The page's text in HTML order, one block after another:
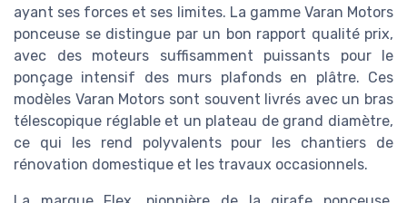
ayant ses forces et ses limites. La gamme Varan Motors
ponceuse se distingue par un bon rapport qualité prix,
avec des moteurs suffisamment puissants pour le
ponçage intensif des murs plafonds en plâtre. Ces
modèles Varan Motors sont souvent livrés avec un bras
télescopique réglable et un plateau de grand diamètre,
ce qui les rend polyvalents pour les chantiers de
rénovation domestique et les travaux occasionnels.